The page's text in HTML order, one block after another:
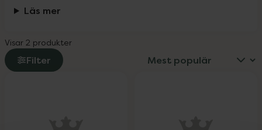
Läs mer
Visar 2 produkter
Filter